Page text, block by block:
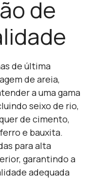
de
de última
de areia,
a uma gama
seixo de rio,
de cimento,
e bauxita.
para alta
garantindo a
adequada